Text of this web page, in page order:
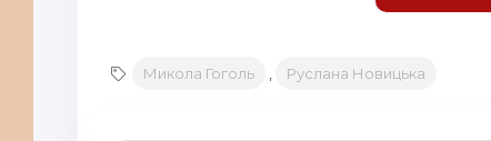
21
Микола Гоголь Руслана Новицька